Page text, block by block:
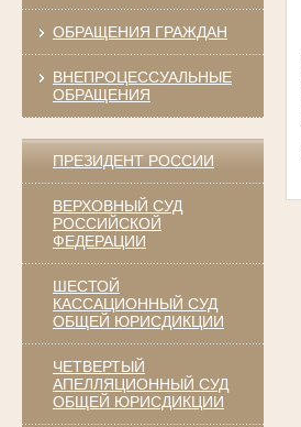
ОБРАЩЕНИЯ ГРАЖДАН
ВНЕПРОЦЕССУАЛЬНЫЕ
ОБРАЩЕНИЯ
ПРЕЗИДЕНТ РОССИИ
ВЕРХОВНЫЙ СУД
РОССИЙСКОЙ
ФЕДЕРАЦИИ
ШЕСТОЙ
КАССАЦИОННЫЙ СУД
ОБЩЕЙ ЮРИСДИКЦИИ
ЧЕТВЕРТЫЙ
АПЕЛЛЯЦИОННЫЙ СУД
ОБЩЕЙ ЮРИСДИКЦИИ